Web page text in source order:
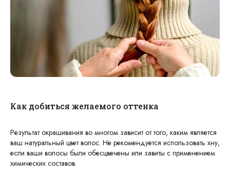
Как добиться желаемого оттенка
Результат окрашивания во многом зависит от того, каким является
ваш натуральный цвет волос. Не рекомендуется использовать хну,
если ваши волосы были обесцвечены или завиты с применением
химических составов.